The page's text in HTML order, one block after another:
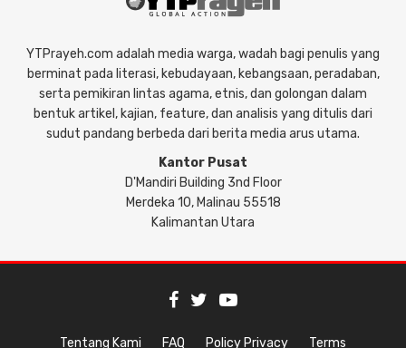
YTPrayeh.com adalah media warga, wadah bagi penulis yang
berminat pada literasi, kebudayaan, kebangsaan, peradaban,
serta pemikiran lintas agama, etnis, dan golongan dalam
bentuk artikel, kajian, feature, dan analisis yang ditulis dari
sudut pandang berbeda dari berita media arus utama.
Kantor Pusat
D'Mandiri Building 3nd Floor
Merdeka 10, Malinau 55518
Kalimantan Utara
Tentang Kami FAQ Policy Privacy Terms